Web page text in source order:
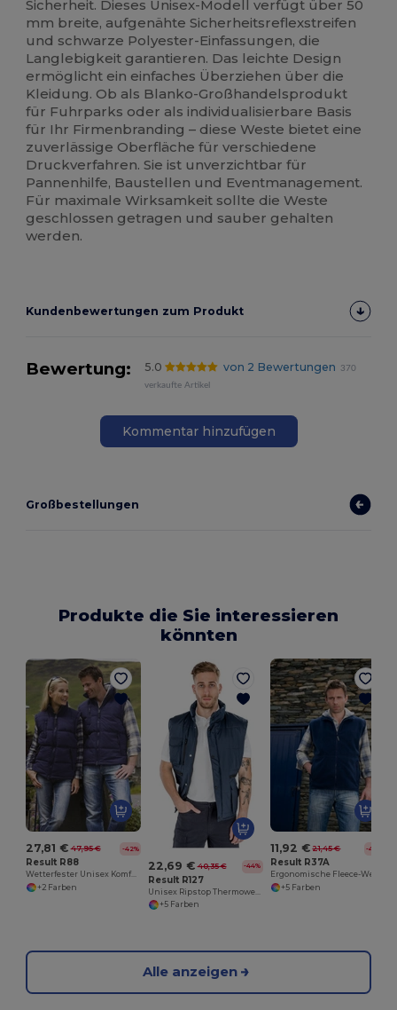
Sicherheit. Dieses Unisex-Modell verfügt über 50
mm breite, aufgenähte Sicherheitsreflexstreifen
und schwarze Polyester-Einfassungen, die
Langlebigkeit garantieren. Das leichte Design
ermöglicht ein einfaches Überziehen über die
Kleidung. Ob als Blanko-Großhandelsprodukt
für Fuhrparks oder als individualisierbare Basis
für Ihr Firmenbranding – diese Weste bietet eine
zuverlässige Oberfläche für verschiedene
Druckverfahren. Sie ist unverzichtbar für
Pannenhilfe, Baustellen und Eventmanagement.
Für maximale Wirksamkeit sollte die Weste
geschlossen getragen und sauber gehalten
werden.
Kundenbewertungen zum Produkt
Bewertung: 5.0 von 2 Bewertungen
370
verkaufte Artikel
Kommentar hinzufügen
Großbestellungen
Produkte die Sie interessieren
könnten
27,81 € 47,95 € -42%
Result R88
Wetterfester Unisex Komfort-Bodywarmer
+2 Farben
22,69 € 40,35 € -44%
Result R127
+5 Farben
11,92 € 21,45 € -44%
Result R37A
+5 Farben
Alle anzeigen